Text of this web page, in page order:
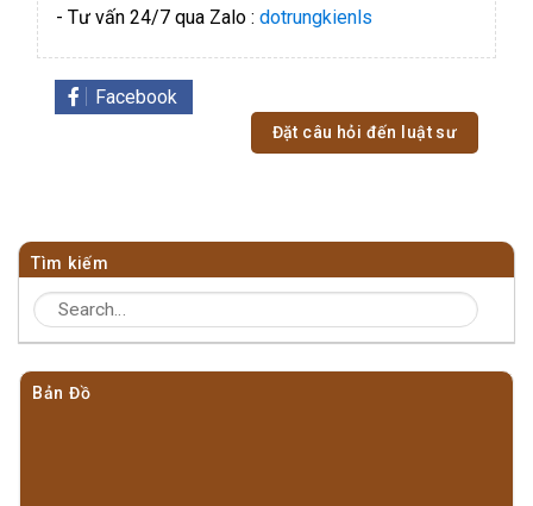
- Tư vấn 24/7 qua Zalo : dotrungkienls
Facebook
Đặt câu hỏi đến luật sư
Tìm kiếm
Bản Đồ